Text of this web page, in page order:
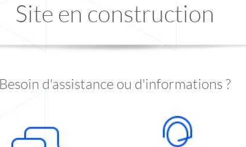
Site en construction
Besoin d'assistance ou d'informations ?